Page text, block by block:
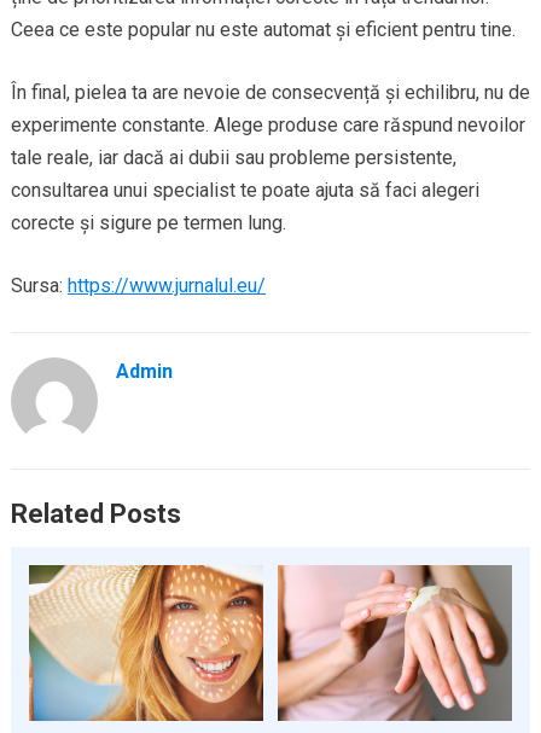
Ceea ce este popular nu este automat și eficient pentru tine.
În final, pielea ta are nevoie de consecvență și echilibru, nu de
experimente constante. Alege produse care răspund nevoilor
tale reale, iar dacă ai dubii sau probleme persistente,
consultarea unui specialist te poate ajuta să faci alegeri
corecte și sigure pe termen lung.
Sursa: https://www.jurnalul.eu/
Admin
Related Posts